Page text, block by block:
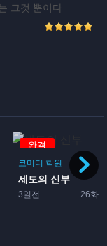
그것 뿐이다
게임
완결
코미디 학원
세토의 신부
3일전 26화